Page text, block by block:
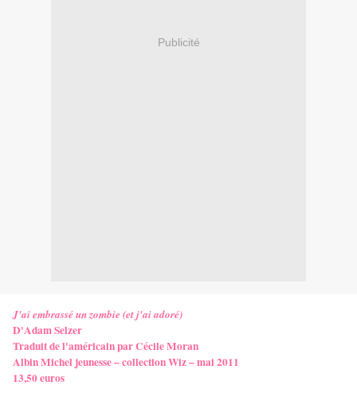
Publicité
J'ai embrassé un zombie (et j'ai adoré)
D'Adam Selzer
Traduit de l'américain par Cécile Moran
Albin Michel jeunesse – collection Wiz – mai 2011
13,50 euros